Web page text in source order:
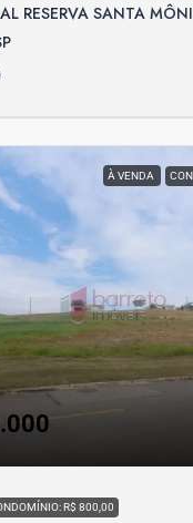
RESERVA SANTA
À VENDA
R$ 800,00